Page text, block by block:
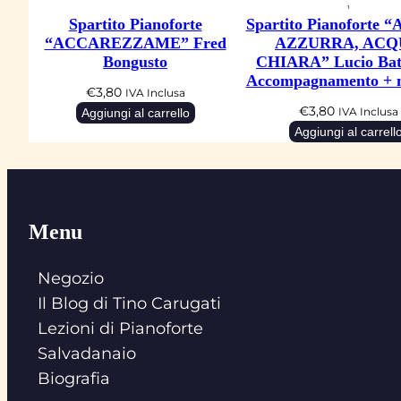
Spartito Pianoforte
“ACCAREZZAME” Fred
Bongusto
€3,80 IVA Inclusa
Aggiungi al carrello
Spartito Pianoforte
AZZURRA,
CHIARA” Lucio
Accompagnamento +
€3,80 IVA Inclusa
Aggiungi al
Menu
Negozio
Il Blog di Tino Carugati
Lezioni di Pianoforte
Salvadanaio
Biografia